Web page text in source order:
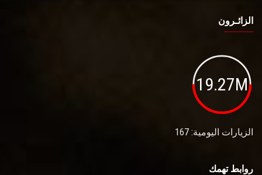
الزائـرون
19.27M
الزيارات اليومية: 167
روابط تهمك